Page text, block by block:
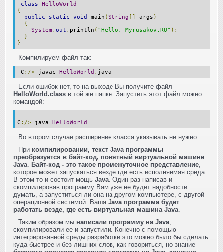
class
HelloWorld
{
public
static void main (String [] args )
{
System . out . println ( "Hello, Myrusakov.RU" );
}
}
Компилируем файл так:
C :/> javac HelloWorld . java
Если ошибок нет, то на выходе Вы получите файл
HelloWorld.class в той же папке. Запустить этот файл можно
командой:
C :/> java HelloWorld
Во втором случае расширение класса указывать не нужно.
При компилировании, текст Java программы
преобразуется в байт-код, понятный виртуальной машине
Java Байт-код - это такое промежуточное представление
которое может запускаться везде где есть исполняемая среда.
В этом то и состоит мощь Java . Один раз написав и
скомпилировав программу Вам уже не будет надобности
думать, а запуститься ли она на другом компьютере, с другой
операционной системой. Ваша Java программа будет
работать везде, где есть виртуальная машина Java
Таким образом мы написали программу на Java
скомпилировали ее и запустили. Конечно с помощью
интегрированной среды разработки это можно было бы сделать
куда быстрее и без лишних слов, как говориться, но знание